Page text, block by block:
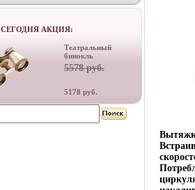
СЕГОДНЯ АКЦИЯ:
Театральный
бинокль
5578 руб.
5178 руб.